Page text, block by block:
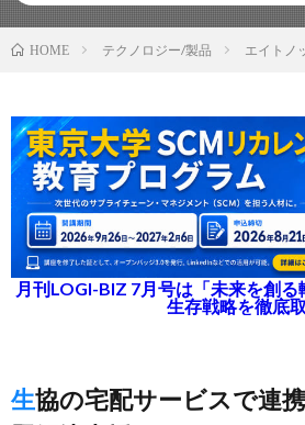
HOME テクノロジー/製品 エイトノ
月刊LOGI-BIZ 7月号は「未来を創
生存戦略を徹底
生協の宅配サービスで連携、離島地域の課